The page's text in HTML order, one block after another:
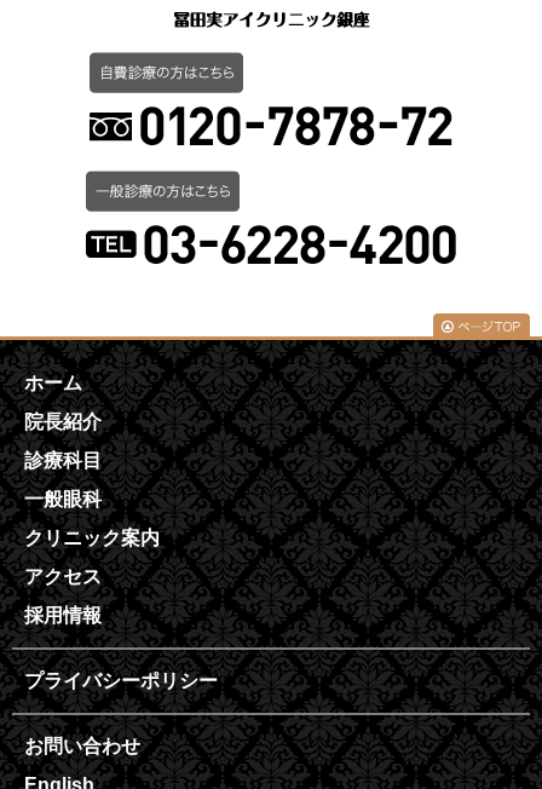
ホーム
院長紹介
診療科目
一般眼科
クリニック案内
アクセス
採用情報
プライバシーポリシー
お問い合わせ
English